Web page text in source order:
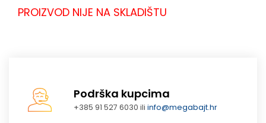
PROIZVOD NIJE NA SKLADIŠTU
Podrška kupcima
+385 91 527 6030 iliinfo@megabajt.hr